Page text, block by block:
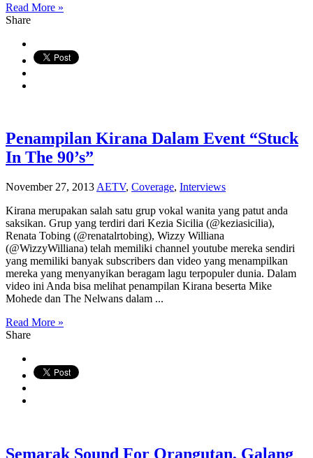
Read More »
Share
Penampilan Kirana Dalam Event “Stuck
In The 90’s”
November 27, 2013 AETV, Coverage, Interviews
Kirana merupakan salah satu grup vokal wanita yang patut anda
saksikan. Grup yang terdiri dari Kezia Sicilia (@keziasicilia),
Renata Tobing (@renatalrtobing), Wizzy Williana
(@WizzyWilliana) telah memiliki channel youtube mereka sendiri
yang memiliki banyak subscribers dan video yang menampilkan
mereka yang menyanyikan beragam lagu terpopuler dunia. Dalam
video ini Anda bisa melihat penampilan Kirana beserta Mike
Mohede dan The Nelwans dalam ...
Read More »
Share
Semarak Sound For Orangutan, Galang